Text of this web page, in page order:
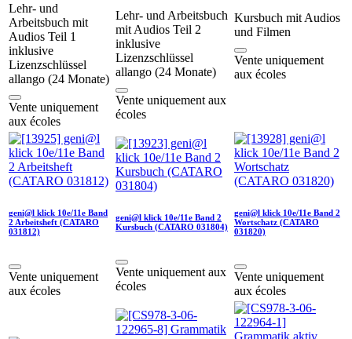
Lehr- und
Arbeitsbuch mit
Audios Teil 1
inklusive
Lizenzschlüssel
allango (24 Monate)
Vente uniquement
aux écoles
Lehr- und Arbeitsbuch
mit Audios Teil 2
inklusive
Lizenzschlüssel
allango (24 Monate)
Vente uniquement aux
écoles
Kursbuch mit Audios
und Filmen
Vente uniquement
aux écoles
geni@l klick 10e/11e Band
2 Arbeitsheft (CATARO
031812)
Vente uniquement
aux écoles
geni@l klick 10e/11e Band 2
Kursbuch (CATARO 031804)
Vente uniquement aux
écoles
geni@l klick 10e/11e Band 2
Wortschatz (CATARO
031820)
Vente uniquement
aux écoles